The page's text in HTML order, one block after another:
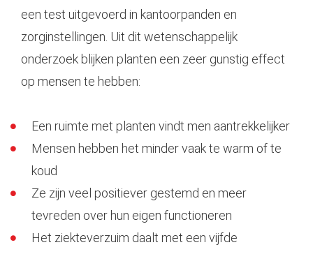
een test uitgevoerd in kantoorpanden en
zorginstellingen. Uit dit wetenschappelijk
onderzoek blijken planten een zeer gunstig effect
op mensen te hebben:
Een ruimte met planten vindt men aantrekkelijker
Mensen hebben het minder vaak te warm of te
koud
Ze zijn veel positiever gestemd en meer
tevreden over hun eigen functioneren
Het ziekteverzuim daalt met een vijfde